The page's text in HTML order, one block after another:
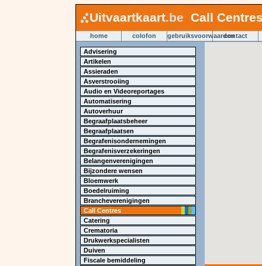
Uitvaartkaart.be Call
home colofon gebruiksvoorwaardencontact
Advisering
Artikelen
Assieraden
Asverstrooiing
Audio en Videoreportages
Automatisering
Autoverhuur
Begraafplaatsbeheer
Begraafplaatsen
Begrafenisondernemingen
Begrafenisverzekeringen
Belangenverenigingen
Bijzondere wensen
Bloemwerk
Boedelruiming
Brancheverenigingen
Call Centres
Catering
Crematoria
Drukwerkspecialisten
Duiven
Fiscale bemiddeling